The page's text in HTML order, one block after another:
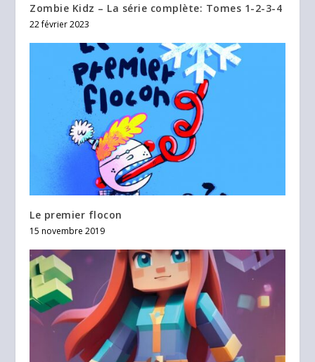
Zombie Kidz – La série complète: Tomes 1-2-3-4
22 février 2023
Le premier flocon
15 novembre 2019